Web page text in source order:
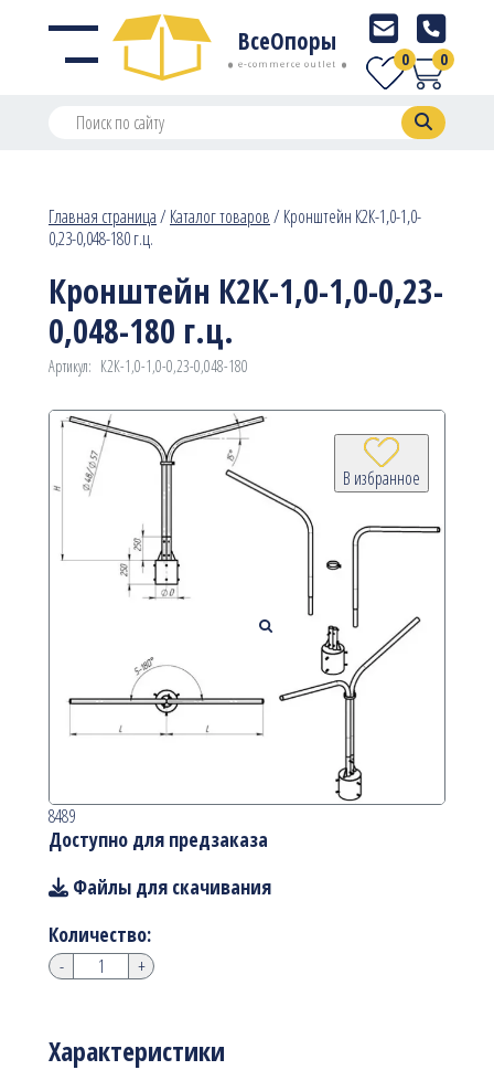
ВсеОпоры
e-commerce outlet 0
0
Главная страница/Каталог товаров/Кронштейн К2К-1,0-1,0-
0,23-0,048-180 г.ц.
Кронштейн К2К-1,0-1,0-0,23-
0,048-180 г.ц.
Артикул: К2К-1,0-1,0-0,23-0,048-180
В избранное
Характеристики
8489
Доступно для предзаказа
Файлы для скачивания
Количество:
- +